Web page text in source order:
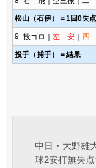
松山（石伊）＝1回0失点
9 投ゴロ｜ 左 安｜ 四
投手（捕手）＝結果
中日・大野雄
球2安打無失